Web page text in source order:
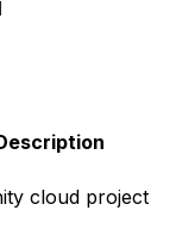
cloud project